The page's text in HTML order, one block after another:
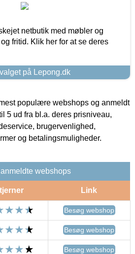
netbutik med møbler og
fritid. Klik her for at se deres
på Lepong.dk
populære webshops og anmeldt
5 ud fra bl.a. deres prisniveau,
brugervenlighed,
og betalingsmuligheder.
webshops
Link
Besøg webshop
Besøg webshop
Besøg webshop